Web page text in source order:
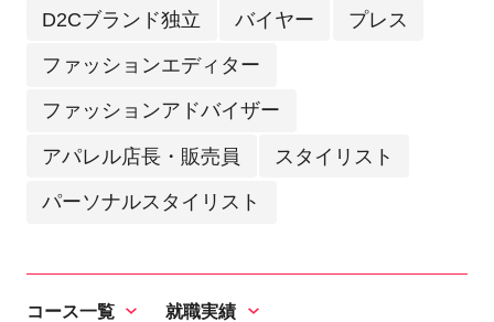
D2Cブランド独立 バイヤー プレス
ファッションエディター
ファッションアドバイザー
アパレル店長・販売員 スタイリスト
パーソナルスタイリスト
コース一覧 就職実績